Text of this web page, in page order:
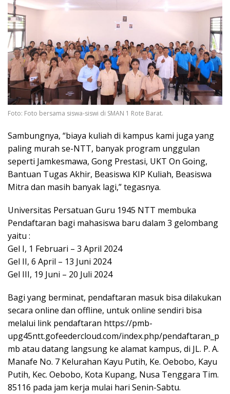
Foto: Foto bersama siswa-siswi di SMAN 1 Rote Barat.
Sambungnya, “biaya kuliah di kampus kami juga yang
paling murah se-NTT, banyak program unggulan
seperti Jamkesmawa, Gong Prestasi, UKT On Going,
Bantuan Tugas Akhir, Beasiswa KIP Kuliah, Beasiswa
Mitra dan masih banyak lagi,” tegasnya.
Universitas Persatuan Guru 1945 NTT membuka
Pendaftaran bagi mahasiswa baru dalam 3 gelombang
yaitu :
Gel I, 1 Februari – 3 April 2024
Gel II, 6 April – 13 Juni 2024
Gel III, 19 Juni – 20 Juli 2024
Bagi yang berminat, pendaftaran masuk bisa dilakukan
secara online dan offline, untuk online sendiri bisa
melalui link pendaftaran https://pmb-
upg45ntt.gofeedercloud.com/index.php/pendaftaran_p
mb atau datang langsung ke alamat kampus, di JL. P. A.
Manafe No. 7 Kelurahan Kayu Putih, Ke. Oebobo, Kayu
Putih, Kec. Oebobo, Kota Kupang, Nusa Tenggara Tim.
85116 pada jam kerja mulai hari Senin-Sabtu.